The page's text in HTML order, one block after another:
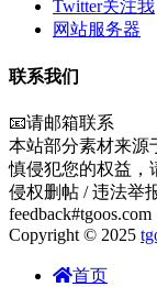
Twitter关注我
网站服务器
联系我们
📧请邮箱联系
本站部分素材来源
慎侵犯您的权益，
侵权删帖 / 违法举
feedback#tgoos.com
Copyright © 2025
首页